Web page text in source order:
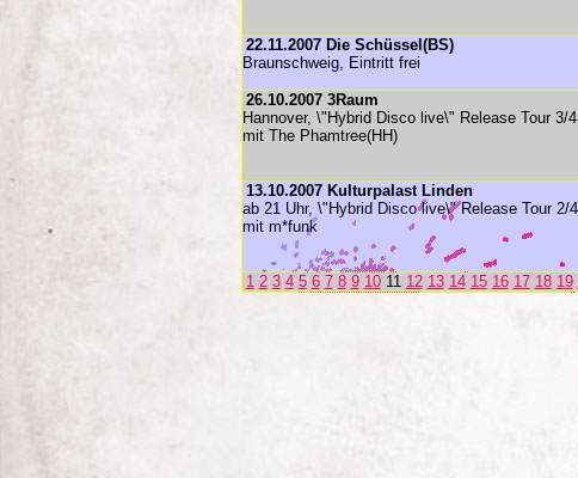
22.11.2007 Die Schüssel(BS)
Braunschweig, Eintritt frei
26.10.2007 3Raum
Hannover, \"Hybrid Disco live\" Release Tour 3/4
mit The Phamtree(HH)
13.10.2007 Kulturpalast Linden
ab 21 Uhr, \"Hybrid Disco live\" Release Tour 2/4
mit m*funk
1 2 3 4 5 6 7 8 9 1011 12 13 14 15 16 17 18 19